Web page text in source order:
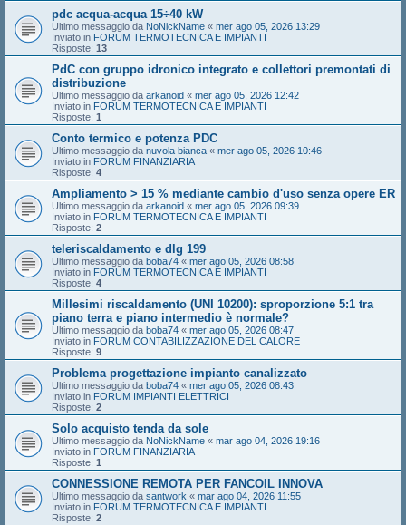
pdc acqua-acqua 15÷40 kW
Ultimo messaggio da NoNickName « mer ago 05, 2026 13:29
Inviato in FORUM TERMOTECNICA E IMPIANTI
Risposte: 13
PdC con gruppo idronico integrato e collettori premontati di
distribuzione
Ultimo messaggio da arkanoid « mer ago 05, 2026 12:42
Inviato in FORUM TERMOTECNICA E IMPIANTI
Risposte: 1
Conto termico e potenza PDC
Ultimo messaggio da nuvola bianca « mer ago 05, 2026 10:46
Inviato in FORUM FINANZIARIA
Risposte: 4
Ampliamento > 15 % mediante cambio d'uso senza opere ER
Ultimo messaggio da arkanoid « mer ago 05, 2026 09:39
Inviato in FORUM TERMOTECNICA E IMPIANTI
Risposte: 2
teleriscaldamento e dlg 199
Ultimo messaggio da boba74 « mer ago 05, 2026 08:58
Inviato in FORUM TERMOTECNICA E IMPIANTI
Risposte: 4
Millesimi riscaldamento (UNI 10200): sproporzione 5:1 tra
piano terra e piano intermedio è normale?
Ultimo messaggio da boba74 « mer ago 05, 2026 08:47
Inviato in FORUM CONTABILIZZAZIONE DEL CALORE
Risposte: 9
Problema progettazione impianto canalizzato
Ultimo messaggio da boba74 « mer ago 05, 2026 08:43
Inviato in FORUM IMPIANTI ELETTRICI
Risposte: 2
Solo acquisto tenda da sole
Ultimo messaggio da NoNickName « mar ago 04, 2026 19:16
Inviato in FORUM FINANZIARIA
Risposte: 1
CONNESSIONE REMOTA PER FANCOIL INNOVA
Ultimo messaggio da santwork « mar ago 04, 2026 11:55
Inviato in FORUM TERMOTECNICA E IMPIANTI
Risposte: 2